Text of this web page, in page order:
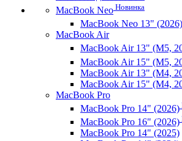
MacBook Neo Новинка
MacBook Neo 13" (2026)
MacBook Air
MacBook Air 13" (M5,
MacBook Air 15" (M5,
MacBook Air 13" (M4,
MacBook Air 15" (M4,
MacBook Pro
MacBook Pro 14" (2026)
MacBook Pro 16" (2026)
MacBook Pro 14" (2025)